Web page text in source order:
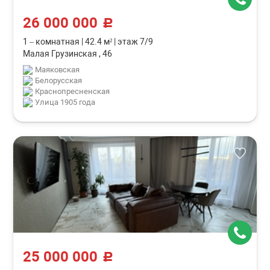
26 000 000 c
1 – комнатная 42.4 м² этаж 7/9
Малая Грузинская , 46
Маяковская
Белорусская
Краснопресненская
Улица 1905 года
25 000 000 c